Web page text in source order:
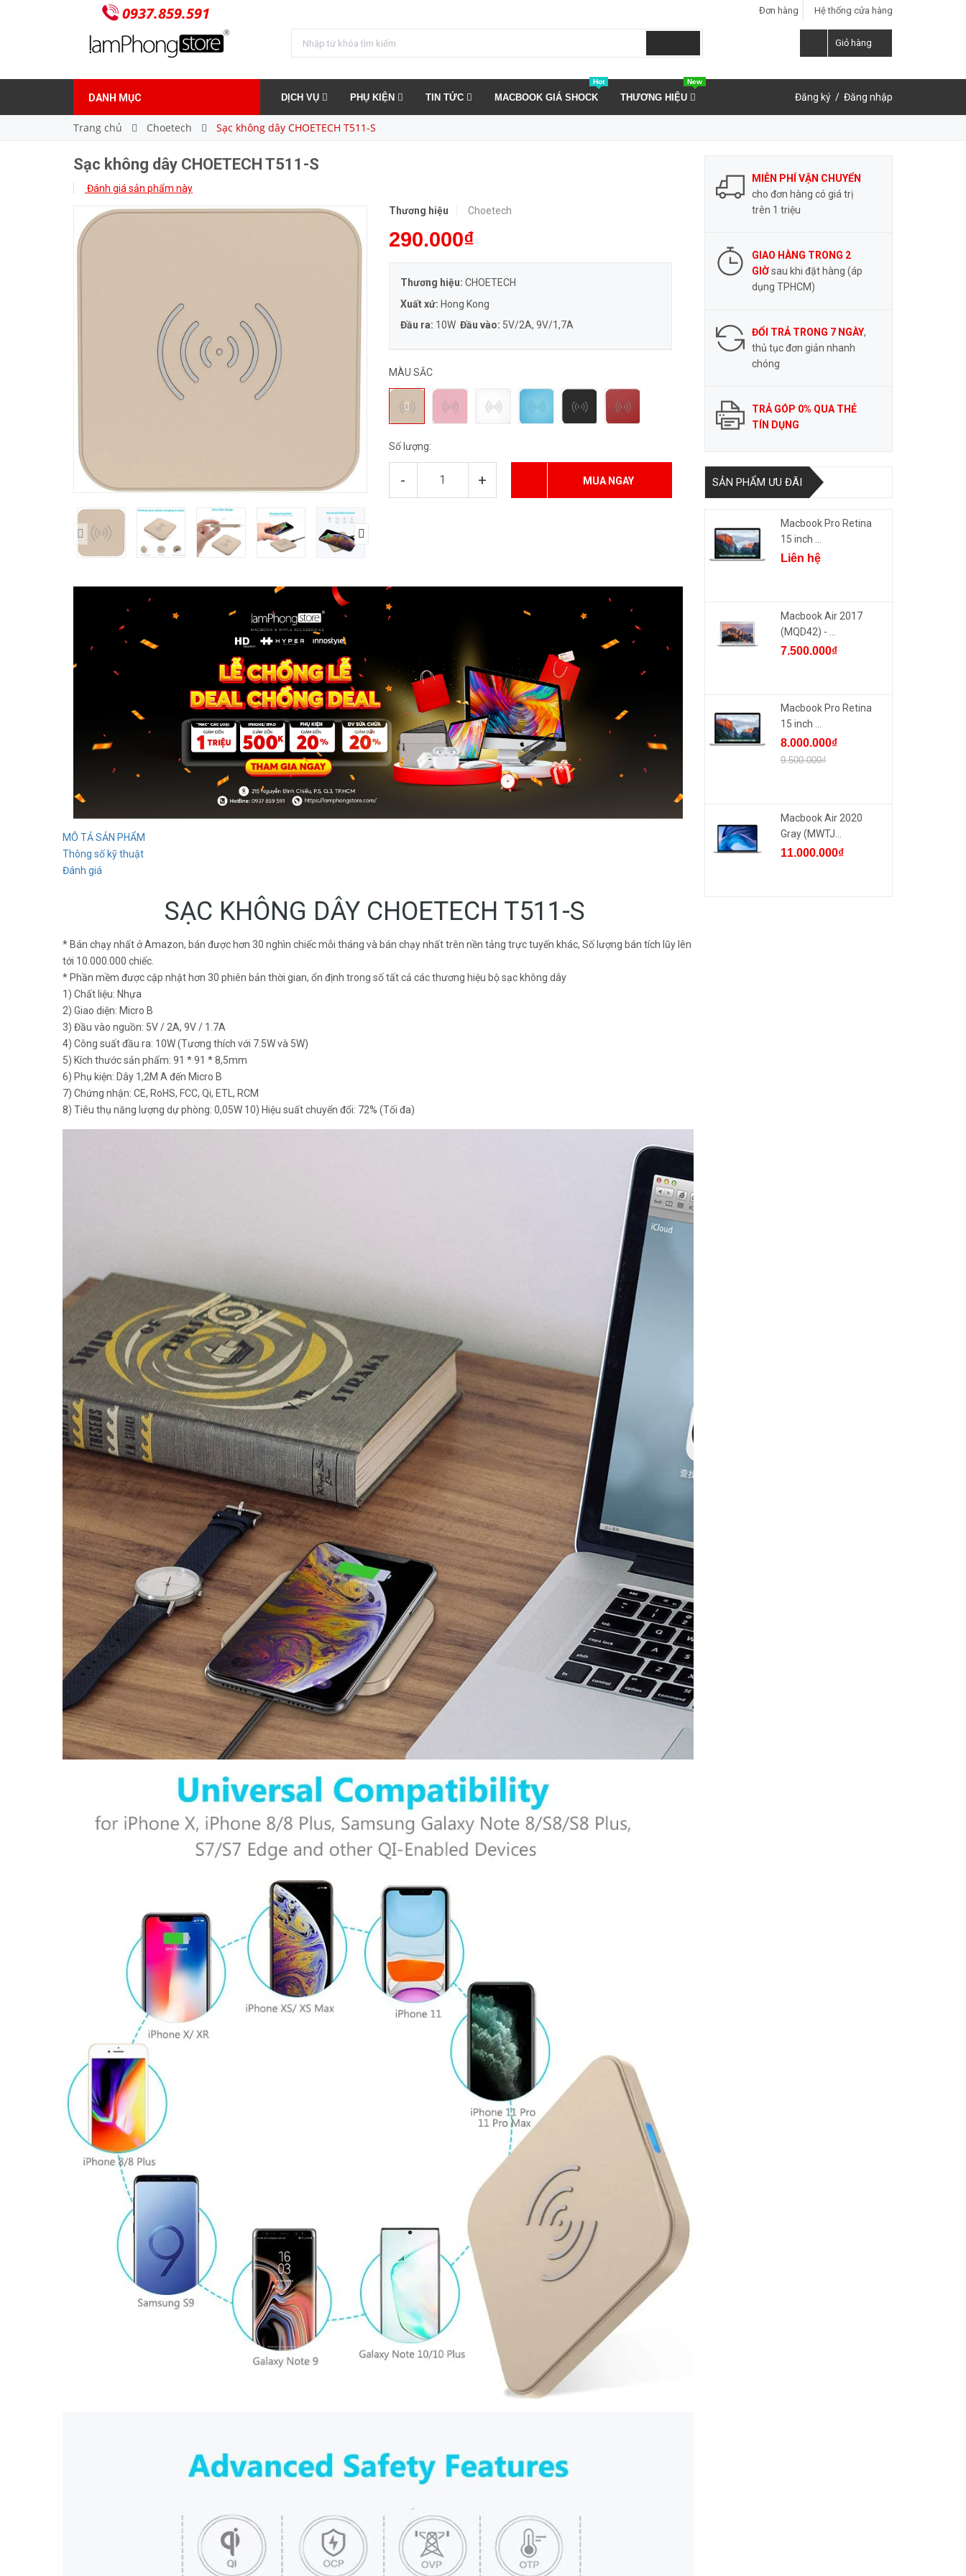
0937.859.591 Hệ thống cửa hàng
Đơn hàng
Giỏ hàng
DANH MỤC DỊCH VỤ PHỤ KIỆN TIN TỨC MACBOOK GIÁ SHOCK
Hot
THƯƠNG HIỆU
New
Đăng ký / Đăng nhập
Trang chủ Choetech Sạc không dây CHOETECH T511-S
Sạc không dây CHOETECH T511-S
Đánh giá sản phẩm này
Thương hiệu
Choetech
290.000₫
Thương hiệu: CHOETECH
Xuất xứ: Hong Kong
Đầu ra: 10W Đầu vào: 5V/2A, 9V/1,7A
MÀU SẮC
Số lượng:
- + MUA NGAY
Sạc không dây CHOETECH T511-S LIÊN HỆ ĐẶT HÀNG
0937.859.591
MÔ TẢ SẢN PHẨM
Thông số kỹ thuật
Đánh giá
SẠC KHÔNG DÂY CHOETECH T511-S
* Bán chạy nhất ở Amazon, bán được hơn 30 nghìn chiếc mỗi tháng và bán chạy nhất trên nền tảng trực tuyến khác, Số lượng bán tích lũy lên
tới 10.000.000 chiếc.
* Phần mềm được cập nhật hơn 30 phiên bản thời gian, ổn định trong số tất cả các thương hiệu bộ sạc không dây
1) Chất liệu: Nhựa
2) Giao diện: Micro B
3) Đầu vào nguồn: 5V / 2A, 9V / 1.7A
4) Công suất đầu ra: 10W (Tương thích với 7.5W và 5W)
5) Kích thước sản phẩm: 91 * 91 * 8,5mm
6) Phụ kiện: Dây 1,2M A đến Micro B
7) Chứng nhận: CE, RoHS, FCC, Qi, ETL, RCM
8) Tiêu thụ năng lượng dự phòng: 0,05W 10) Hiệu suất chuyển đổi: 72% (Tối đa)
MIỄN PHÍ VẬN CHUYỂN
cho đơn hàng có giá trị
trên 1 triệu
GIAO HÀNG TRONG 2
GIỜsau khi đặt hàng (áp
dụng TPHCM)
ĐỔI TRẢ TRONG 7 NGÀY,
thủ tục đơn giản nhanh
chóng
TRẢ GÓP 0% QUA THẺ
TÍN DỤNG
SẢN PHẨM ƯU ĐÃI
Macbook Pro Retina
15 inch ...
Liên hệ
Macbook Air 2017
(MQD42) - ...
7.500.000₫
Macbook Pro Retina
15 inch ...
8.000.000₫
9.500.000₫
Macbook Air 2020
Gray (MWTJ...
11.000.000₫